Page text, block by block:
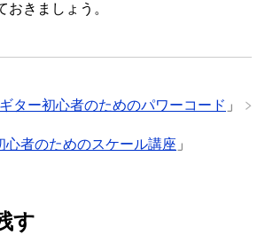
おきましょう。
ター初心者のためのパワーコード 」
心者のためのスケール講座 」
す